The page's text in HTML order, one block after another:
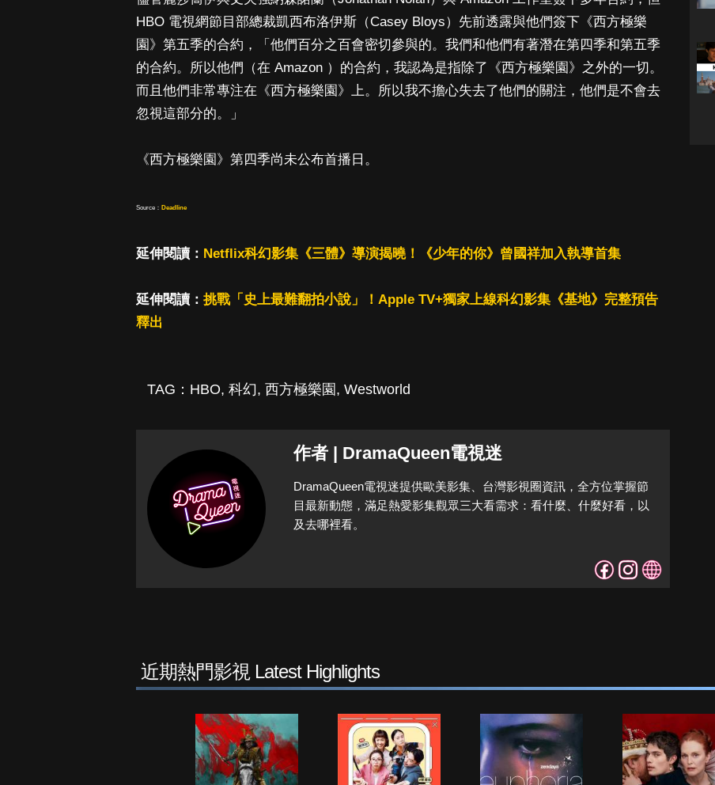
HBO 電視網節目部總裁凱西布洛伊斯（Casey Bloys）先前透露與他們簽下《西方極樂
園》第五季的合約，「他們百分之百會密切參與的。我們和他們有著潛在第四季和第五季
的合約。所以他們（在 Amazon ）的合約，我認為是指除了《西方極樂園》之外的一切。
而且他們非常專注在《西方極樂園》上。所以我不擔心失去了他們的關注，他們是不會去
忽視這部分的。」
《西方極樂園》第四季尚未公布首播日。
Source： Deadline
延伸閱讀： Netflix科幻影集《三體》導演揭曉！《少年的你》曾國祥加入執導首集
延伸閱讀： 挑戰「史上最難翻拍小說」！Apple TV+獨家上線科幻影集《基地》完整預告
釋出
TAG： HBO, 科幻, 西方極樂園, Westworld
作者 | DramaQueen電視迷
DramaQueen電視迷提供歐美影集、台灣影視圈資訊，全方位掌握節
目最新動態，滿足熱愛影集觀眾三大看需求：看什麼、什麼好看，以
及去哪裡看。
近期熱門影視 Latest Highlights